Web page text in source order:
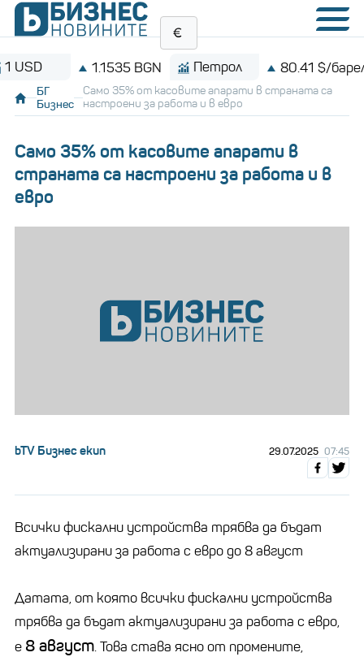
1.1535 BGN Петрол 80.41 $/барел
БГ
Бизнес
Само 35% от касовите апарати в страната са
настроени за работа и в евро
Само 35% от касовите апарати в
страната са настроени за работа и в
евро
bTV Бизнес екип 29.07.2025 07:45
Всички фискални устройства трябва да бъдат
актуализирани за работа с евро до 8 август
Датата, от която всички фискални устройства
трябва да бъдат актуализирани за работа с евро,
е 8 август. Това става ясно от промените,